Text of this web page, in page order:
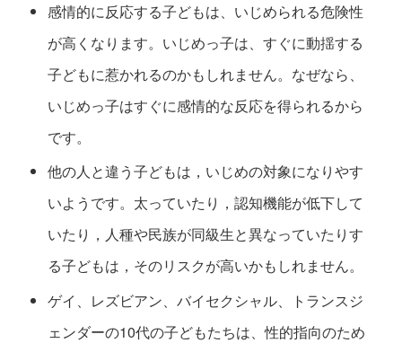
感情的に反応する子どもは、いじめられる危険性
が高くなります。いじめっ子は、すぐに動揺する
子どもに惹かれるのかもしれません。なぜなら、
いじめっ子はすぐに感情的な反応を得られるから
です。
他の人と違う子どもは，いじめの対象になりやす
いようです。太っていたり，認知機能が低下して
いたり，人種や民族が同級生と異なっていたりす
る子どもは，そのリスクが高いかもしれません。
ゲイ、レズビアン、バイセクシャル、トランスジ
ェンダーの10代の子どもたちは、性的指向のため